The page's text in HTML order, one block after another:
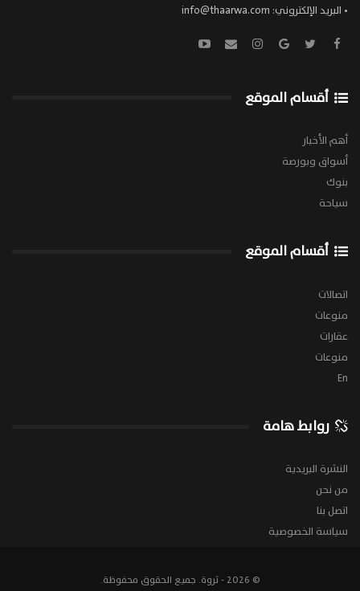
• البريد الإلكتروني: info@thaarwa.com
أقسام الموقع
أهم الأخبار
أسواق وبورصة
بنوك
سياحة
أقسام الموقع
اتصالات
منوعات
عقارات
منوعات
En
روابط هامة
النشرة البريدية
من نحن
اتصل بنا
سياسة الخصوصية
© 2026 - ثروة. جميع الحقوق محفوظة.